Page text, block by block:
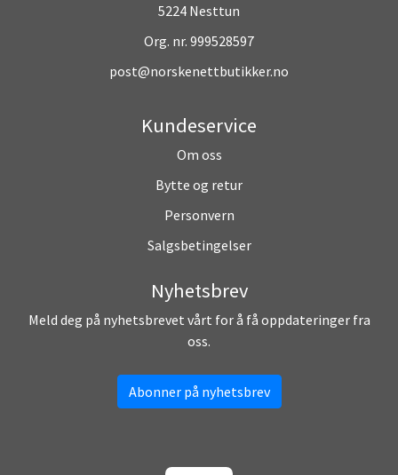
5224 Nesttun
Org. nr. 999528597
post@norskenettbutikker.no
Kundeservice
Om oss
Bytte og retur
Personvern
Salgsbetingelser
Nyhetsbrev
Meld deg på nyhetsbrevet vårt for å få oppdateringer fra
oss.
Abonner på nyhetsbrev